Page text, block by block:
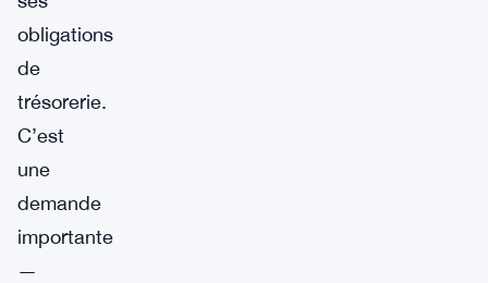
obligations
de
trésorerie.
C’est
une
demande
importante
—